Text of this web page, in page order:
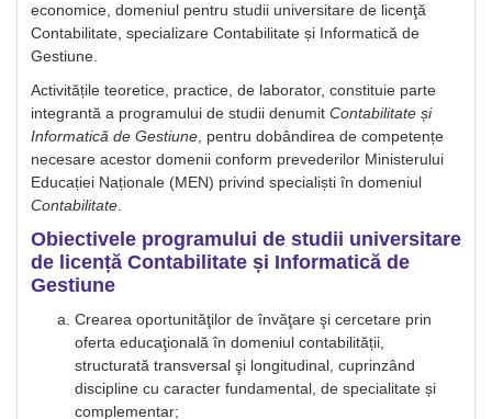
economice, domeniul pentru studii universitare de licenţă
Contabilitate, specializare Contabilitate și Informatică de
Gestiune.
Activitățile teoretice, practice, de laborator, constituie parte
integrantă a programului de studii denumit Contabilitate și
Informatică de Gestiune , pentru dobândirea de competențe
necesare acestor domenii conform prevederilor Ministerului
Educației Naționale (MEN) privind specialiști în domeniul
Contabilitate
Obiectivele programului de studii universitare
de licență Contabilitate și Informatică de
Gestiune
Crearea oportunităţilor de învăţare şi cercetare prin
oferta educaţională în domeniul contabilității,
structurată transversal şi longitudinal, cuprinzând
discipline cu caracter fundamental, de specialitate și
complementar;